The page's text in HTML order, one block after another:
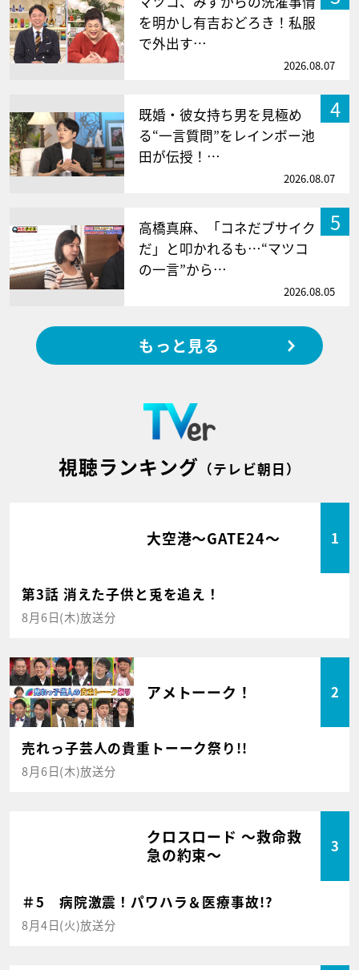
を明かし有吉おどろき！私服
で外出す…
2026.08.07
4
既婚・彼女持ち男を見極め
る“一言質問”をレインボー池
田が伝授！…
2026.08.07
5
高橋真麻、「コネだブサイク
だ」と叩かれるも…“マツコ
の一言”から…
2026.08.05
もっと見る
視聴ランキング （テレビ朝日）
大空港～GATE24～ 1
第3話 消えた子供と兎を追え！
8月6日(木)放送分
アメトーーク！ 2
売れっ子芸人の貴重トーーク祭り!!
8月6日(木)放送分
クロスロード ～救命救
急の約束～
3
＃5 病院激震！パワハラ＆医療事故!?
8月4日(火)放送分